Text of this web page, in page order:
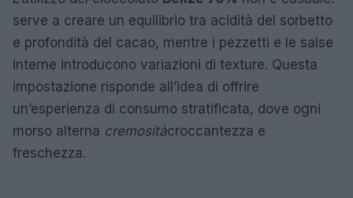
serve a creare un equilibrio tra acidità del sorbetto
e profondità del cacao, mentre i pezzetti e le salse
interne introducono variazioni di texture. Questa
impostazione risponde all’idea di offrire
un’esperienza di consumo stratificata, dove ogni
morso alterna cremositàcroccantezza e
freschezza.